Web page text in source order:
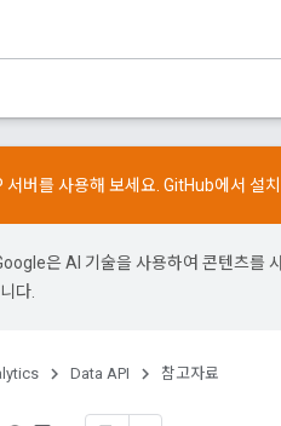
버를 사용해 보세요. GitHub에서 설
은 AI 기술을 사용하여 콘텐츠를
다.
Data API 참고자료